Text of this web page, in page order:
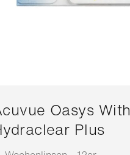
Oasys With
Plus